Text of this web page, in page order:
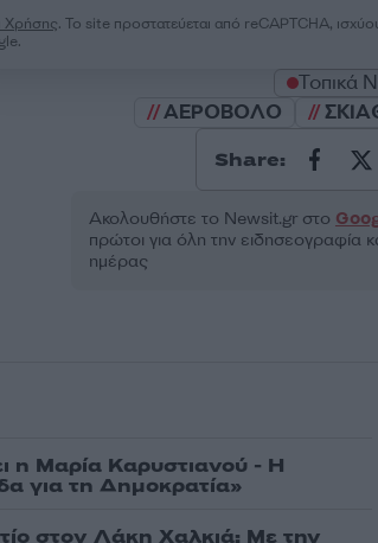
Χρήσης. Το site προστατεύεται από reCAPTCHA,
Τοπικά
ΑΕΡΟΒΟΛΟ
Share:
Ακολουθήστε το Νewsit.gr στο
πρώτοι για όλη την ειδησεογραφία
ημέρας
η Μαρία Καρυστιανού - Η
για τη Δημοκρατία»
στον Λάκη Χαλκιά: Με την